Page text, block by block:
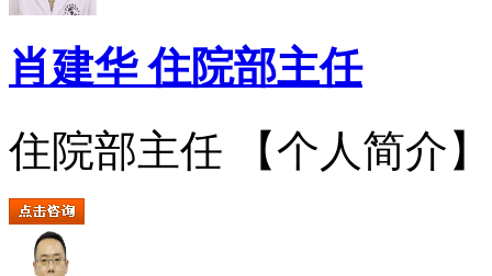
肖建华 住院部主任
住院部主任 【个人简介